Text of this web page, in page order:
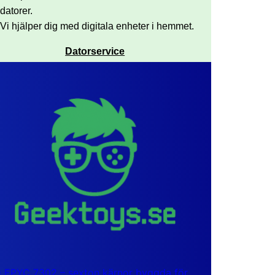
datorer.
Vi hjälper dig med digitala enheter i hemmet.
Datorservice
EPYC 7302 – sexton kärnor byggda för